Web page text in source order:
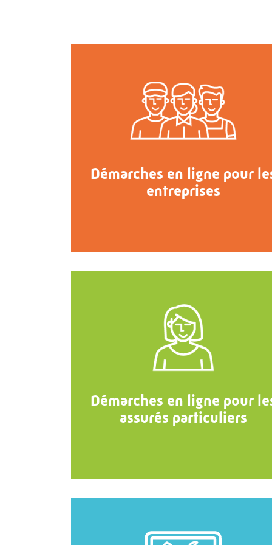
Démarches en ligne pour
entreprises
Démarches en ligne pour
assurés particuliers